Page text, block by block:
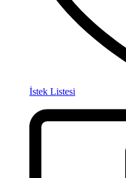
İstek Listesi